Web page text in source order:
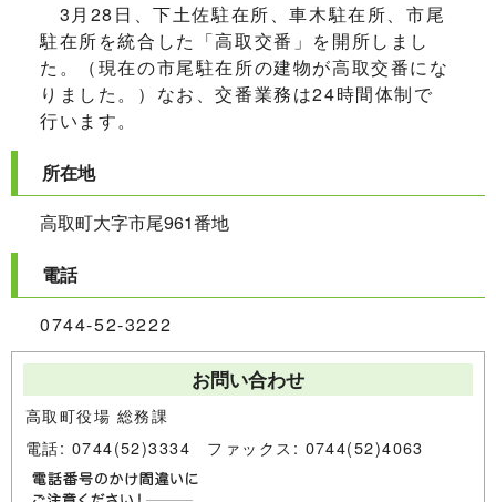
3月28日、下土佐駐在所、車木駐在所、市尾
駐在所を統合した「高取交番」を開所しまし
た。（現在の市尾駐在所の建物が高取交番にな
りました。）なお、交番業務は24時間体制で
行います。
所在地
高取町大字市尾961番地
電話
0744-52-3222
お問い合わせ
高取町役場 総務課
電話: 0744(52)3334 ファックス: 0744(52)4063